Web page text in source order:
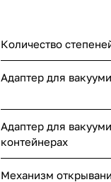
Количество
Адаптер для
Адаптер для
контейнерах
Механизм